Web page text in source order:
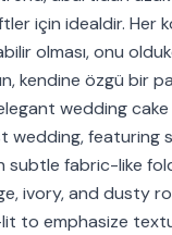
için idealdir. Her
olması, onu
kendine özgü bir
wedding
wedding,
fabric-like
ivory, and dusty
to emphasize